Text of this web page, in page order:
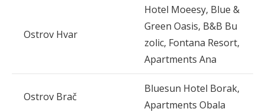
Ostrov Hvar
Hotel Moeesy, Blue &
Green Oasis, B&B Bu
zolic, Fontana Resort,
Apartments Ana
Ostrov Brač
Bluesun Hotel Borak,
Apartments Obala